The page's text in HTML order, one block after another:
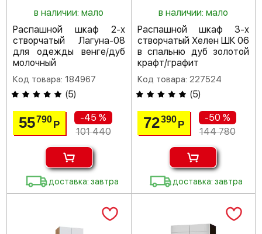
в наличии: мало
Распашной шкаф 2-х
створчатый Лагуна-08
для одежды венге/дуб
молочный
Код товара: 184967
(5)
55790 Р
-45 %
101 440
доставка: завтра
в наличии: мало
Распашной шкаф 3-х
створчатый Хелен ШК 06
в спальню дуб золотой
крафт/графит
Код товара: 227524
(5)
72390 Р
-50 %
144 780
доставка: завтра